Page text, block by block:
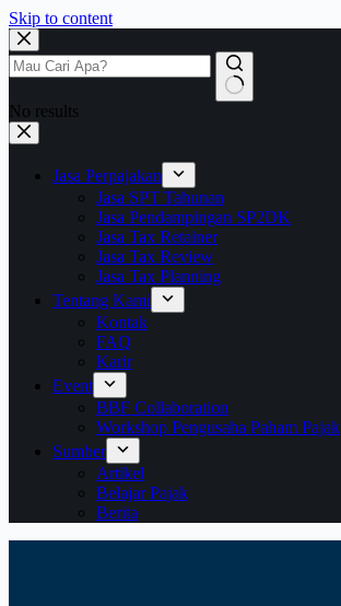
Skip to content
No results
Jasa Perpajakan
Jasa SPT Tahunan
Jasa Pendampingan SP2DK
Jasa Tax Retainer
Jasa Tax Review
Jasa Tax Planning
Tentang Kami
Kontak
FAQ
Karir
Event
BBF Collaboration
Workshop Pengusaha Paham Pajak
Sumber
Artikel
Belajar Pajak
Berita